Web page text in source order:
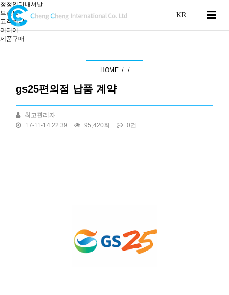
청청인터내셔날
브랜드
고객센터
미디어
제품구매
HOME / /
gs25편의점 납품 계약
최고관리자
17-11-14 22:39
95,420회
0건